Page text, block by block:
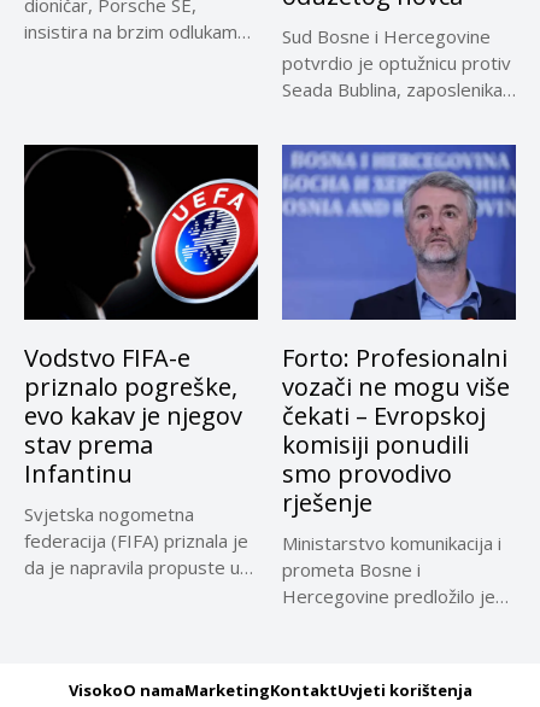
insistira na brzim odlukama
Sud Bosne i Hercegovine
potvrdio je optužnicu protiv
Seada Bublina, zaposlenika
Vodstvo FIFA-e
priznalo pogreške,
evo kakav je njegov
stav prema
Infantinu
Svjetska nogometna
federacija (FIFA) priznala je
da je napravila propuste u
Forto: Profesionalni
vozači ne mogu više
čekati – Evropskoj
komisiji ponudili
smo provodivo
rješenje
Ministarstvo komunikacija i
prometa Bosne i
Hercegovine predložilo je
VisokoO namaMarketingKontaktUvjeti korištenja